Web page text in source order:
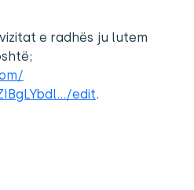
e radhës ju lutem
edit.